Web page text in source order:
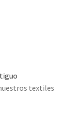
textiles